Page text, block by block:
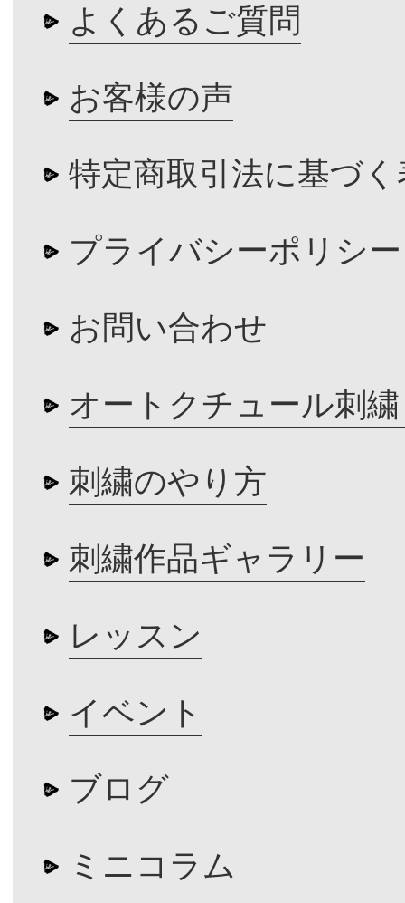
よくあるご質問
お客様の声
特定商取引法に基づく
プライバシーポリシー
お問い合わせ
オートクチュール刺
刺繍のやり方
刺繍作品ギャラリー
レッスン
イベント
ブログ
ミニコラム